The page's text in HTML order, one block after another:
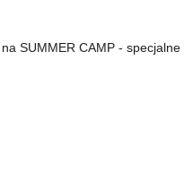
SUMMER CAMP - specjalne